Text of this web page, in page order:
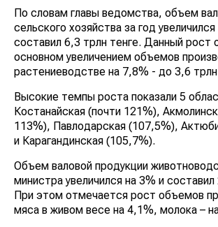
По словам главы ведомства, объем
сельского хозяйства за год
составил 6,3 трлн тенге. Данный рост
основном увеличением объемов
растениеводстве на 7,8% - до 3,6 трлн
Высокие темпы роста показали 5
Костанайская (почти 121%),
113%), Павлодарская (107,5%),
и Карагандинская (105,7%).
Объем валовой продукции
министра увеличился на 3% и
При этом отмечается рост объемов
мяса в живом весе на 4,1%, молока –